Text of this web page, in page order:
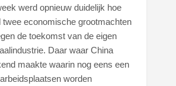
werd opnieuw duidelijk hoe
twee economische grootmachten
de toekomst van de eigen
Daar waar China
maakte waarin nog eens een
worden